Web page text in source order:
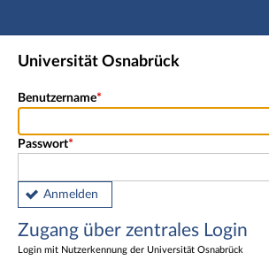
Hauptnavigation
Zugang über zentrales Login
Universität Osnabrück
Benutzername
Passwort
Anmelden
Zugang über zentrales Login
Login mit Nutzerkennung der Universität Osnabrück